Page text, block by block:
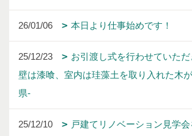
26/01/06 本日より仕事始めです！
25/12/23
お引渡し式を行わせていた
壁は漆喰、室内は珪藻土を取り入れた木
県-
25/12/10
戸建てリノベーション見学